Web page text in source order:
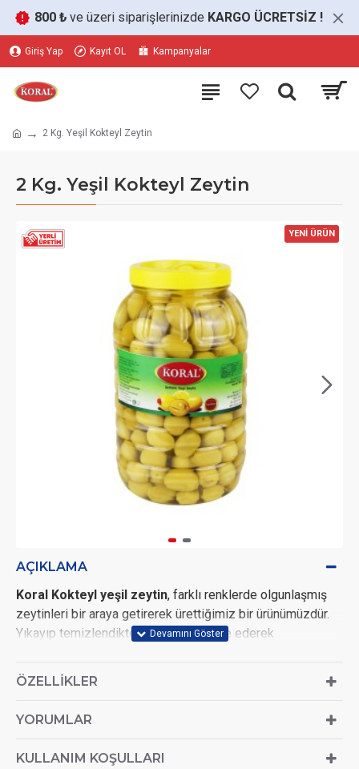
800 ₺ve üzeri siparişlerinizde KARGO ÜCRETSİZ !
Giriş Yap Kayıt OL Kampanyalar
2 Kg. Yeşil Kokteyl Zeytin
2 Kg. Yeşil Kokteyl Zeytin
YENİ ÜRÜN
AÇIKLAMA
Koral Kokteyl yeşil zeytin, farklı renklerde olgunlaşmış
zeytinleri bir araya getirerek ürettiğimiz bir ürünümüzdür.
Yıkayıp temizlendikten sonra fermente ederek
siz değerli tüketicilerin beğenisine sunuyoruz.
aperatiflerde ve mezelerde, içecek yanında kullanarak da
gastronomik deneyimler yaşamasına yardımcı
ÖZELLIKLER
YORUMLAR
KULLANIM KOŞULLARI